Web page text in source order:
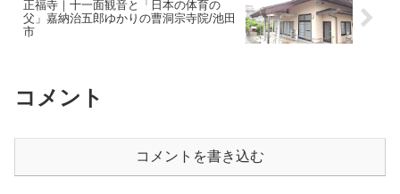
正福寺｜十一面観音と「日本の体育の
父」嘉納治五郎ゆかりの曹洞宗寺院/池田
市
コメント
コメントを書き込む